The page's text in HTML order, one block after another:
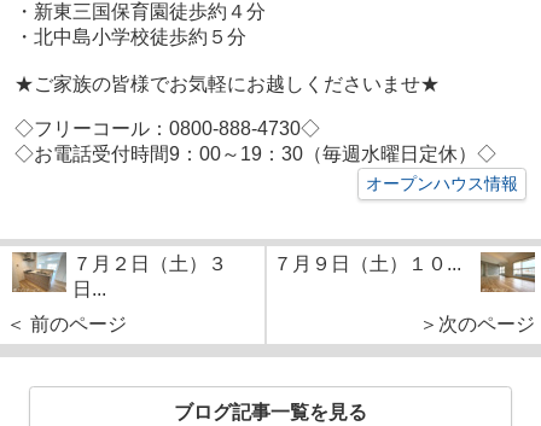
・新東三国保育園徒歩約４分
・北中島小学校徒歩約５分
★ご家族の皆様でお気軽にお越しくださいませ★
◇フリーコール：0800-888-4730◇
◇お電話受付時間9：00～19：30（毎週水曜日定休）◇
オープンハウス情報
７月２日（土）３
日...
＜ 前のページ
７月９日（土）１０...
＞次のページ
ブログ記事一覧を見る